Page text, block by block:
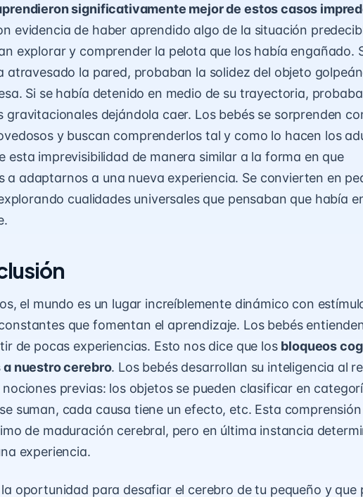
significativamente mejor de estos casos
evidencia de haber aprendido algo de la situación
explorar y comprender la pelota que los había engañado.
atravesado la pared, probaban la solidez del objeto
Si se había detenido en medio de su trayectoria,
gravitacionales dejándola caer. Los bebés se sorprenden
y buscan comprenderlos tal y como lo hacen los
esta imprevisibilidad de manera similar a la forma en que
a adaptarnos a una nueva experiencia. Se convierten en
cualidades universales que pensaban que había
el mundo es un lugar increíblemente dinámico con
que fomentan el aprendizaje. Los bebés
de pocas experiencias. Esto nos dice que los bloqueos
a nuestro cerebro. Los bebés desarrollan su inteligencia al
previas: los objetos se pueden clasificar en
suman, cada causa tiene un efecto, etc. Esta
de maduración cerebral, pero en última instancia
experiencia.
la oportunidad para desafiar el cerebro de tu pequeño y que